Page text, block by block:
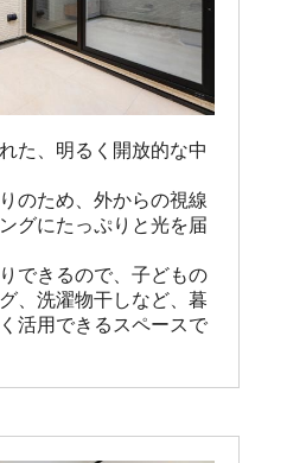
た、明るく開放的な中
のため、外からの視線
グにたっぷりと光を届
できるので、子どもの
、洗濯物干しなど、暮
活用できるスペースで